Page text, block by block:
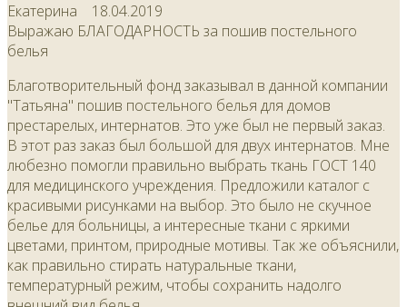
Екатерина 18.04.2019
Выражаю БЛАГОДАРНОСТЬ за пошив постельного
белья
Благотворительный фонд заказывал в данной компании
"Татьяна" пошив постельного белья для домов
престарелых, интернатов. Это уже был не первый заказ.
В этот раз заказ был большой для двух интернатов. Мне
любезно помогли правильно выбрать ткань ГОСТ 140
для медицинского учреждения. Предложили каталог с
красивыми рисунками на выбор. Это было не скучное
белье для больницы, а интересные ткани с яркими
цветами, принтом, природные мотивы. Так же объяснили,
как правильно стирать натуральные ткани,
температурный режим, чтобы сохранить надолго